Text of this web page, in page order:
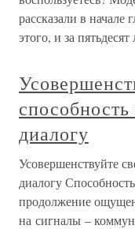
рассказали в начале
этого, и за пятьдесят
диалогу
Усовершенствуйте
диалогу
продолжение
на сигналы –